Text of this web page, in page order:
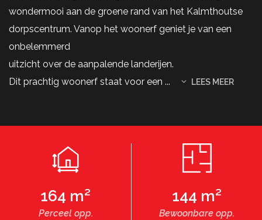
wondermooi aan de groene rand van het Kalmthoutse
dorpscentrum. Vanop het woonerf geniet je van een
onbelemmerd
uitzicht over de aanpalende landerijen.
Dit prachtig woonerf staat voor een ... LEES MEER
164 m²
Perceel opp.
144 m²
Bewoonbare opp.